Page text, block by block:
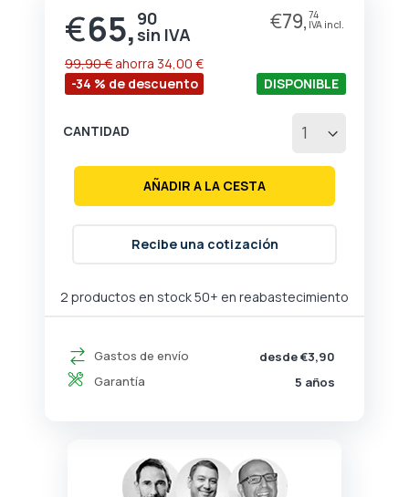
Precio
especial
€65, 90 €79, 74
-34 % de descuento
99,90 € ahorra 34,00 €
2 productos en stock50+ en reabastecimiento
DISPONIBLE
Gastos de envío
desde €3,90
Garantía
5 años
CANTIDAD
AÑADIR A LA CESTA
Recibe una cotización